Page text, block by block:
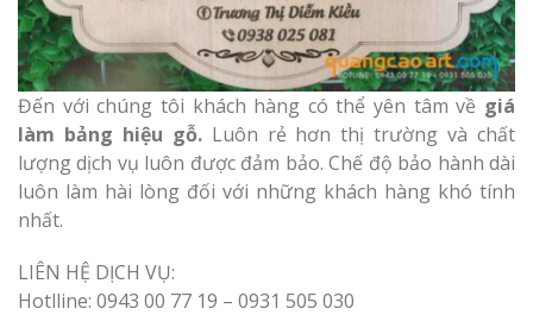
Đến với chúng tôi khách hàng có thể yên tâm về giá
làm bảng hiệu gỗ.Luôn rẻ hơn thị trường và chất
lượng dịch vụ luôn được đảm bảo. Chế độ bảo hành dài
luôn làm hài lòng đối với những khách hàng khó tính
nhất.
LIÊN HỆ DỊCH VỤ:
Hotlline: 0943 00 77 19 – 0931 505 030
Làm Biển
Nam Đàn Uy Tín Giá
Làm Biển
Mỹ Phẩm Vinh Thu
Hàng